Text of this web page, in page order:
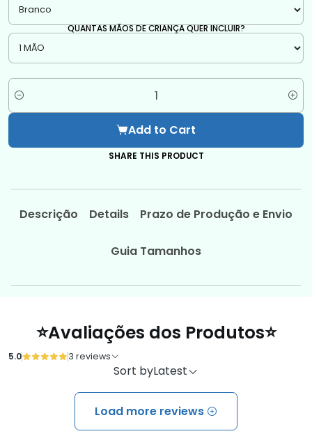
QUANTAS MÃOS DE CRIANÇA QUER INCLUIR?
Quantity
Add to Cart
SHARE THIS PRODUCT
Descrição Details Prazo de Produção e Envio
Guia Tamanhos
⭐Avaliações dos Produtos⭐
5.0 3 reviews
Sort byLatest
Load more reviews